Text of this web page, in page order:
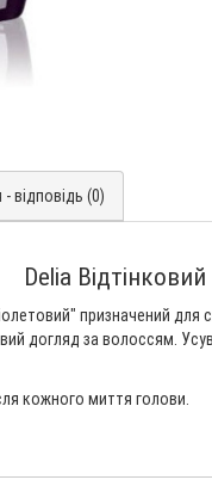
відповідь (0)
Delia
призначений
догляд за волоссям.
кожного миття голови.